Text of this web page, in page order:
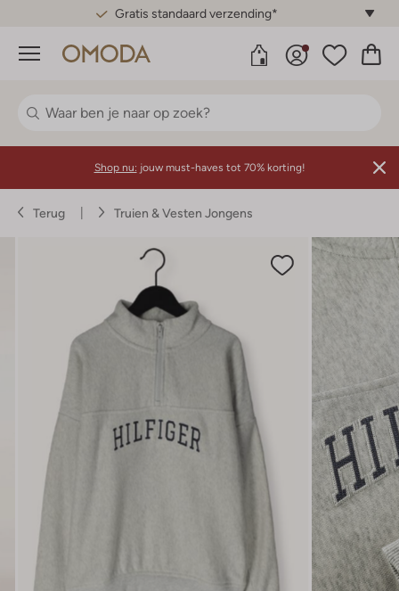
Gratis standaard verzending*
Menu
Shop nu: jouw must-haves tot 70% korting!
Terug Truien & Vesten Jongens